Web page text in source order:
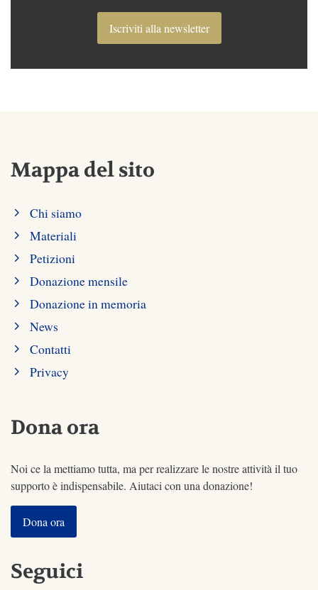
Iscriviti alla newsletter
Mappa del sito
Chi siamo
Materiali
Petizioni
Donazione mensile
Donazione in memoria
News
Contatti
Privacy
Dona ora
Noi ce la mettiamo tutta, ma per realizzare le nostre attività il tuo
supporto è indispensabile. Aiutaci con una donazione!
Dona ora
Seguici